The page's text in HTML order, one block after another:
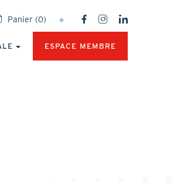
Panier (0)
SOCIAL
NETWORKS
ESPACE MEMBRE